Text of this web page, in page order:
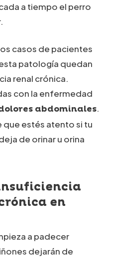
a tiempo el perro
casos de pacientes
patología quedan
renal crónica.
con la enfermedad
abdominales.
estés atento si tu
de orinar u orina
en
a padecer
dejarán de